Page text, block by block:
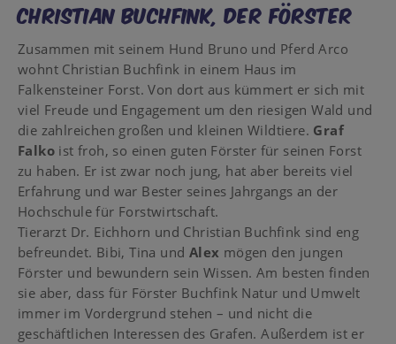
CHRISTIAN BUCHFINK, DER FÖRSTER
Zusammen mit seinem Hund Bruno und Pferd Arco
wohnt Christian Buchfink in einem Haus im
Falkensteiner Forst. Von dort aus kümmert er sich mit
viel Freude und Engagement um den riesigen Wald und
die zahlreichen großen und kleinen Wildtiere. Graf
Falko ist froh, so einen guten Förster für seinen Forst
zu haben. Er ist zwar noch jung, hat aber bereits viel
Erfahrung und war Bester seines Jahrgangs an der
Hochschule für Forstwirtschaft.
Tierarzt Dr. Eichhorn und Christian Buchfink sind eng
befreundet. Bibi, Tina und Alex mögen den jungen
Förster und bewundern sein Wissen. Am besten finden
sie aber, dass für Förster Buchfink Natur und Umwelt
immer im Vordergrund stehen – und nicht die
geschäftlichen Interessen des Grafen. Außerdem ist er